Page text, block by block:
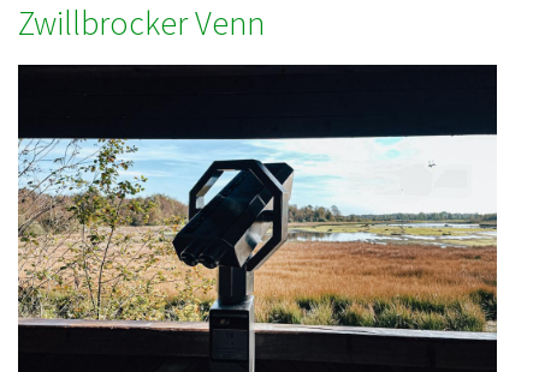
Zwillbrocker Venn